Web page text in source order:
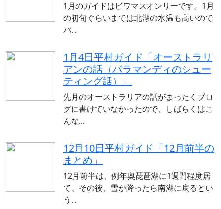
1月のガイドはビワマスオンリーです。1月
の初旬ぐらいまでは北湖の水温も高いので
バ...
1月4日平村ガイド「オーストラリ
アンの話（バラマンディのシュー
ティング話）」
先月のオーストラリアの話がまったくブロ
グに書けていなかったので、しばらくはこ
んな...
12月10日平村ガイド「12月前半の
まとめ」
12月前半は、例年奥琵琶湖に1週間程度居
て、その後、雪が降ったら南湖に戻るとい
う...